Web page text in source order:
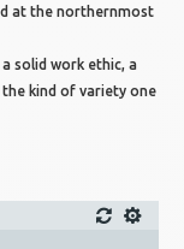
at the northernmost
solid work ethic, a
kind of variety one